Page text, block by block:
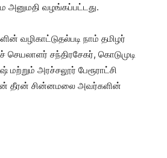
அனுமதி வழங்கப்பட்டது.
வழிகாட்டுதல்படி நாம் தமிழர்
சந்திரசேகர், கொடுமுடி
அரச்சலூர் பேரூராட்சி
தீரன் சின்னமலை அவர்களின்